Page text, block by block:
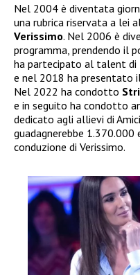
Nel 2004 è diventata
una rubrica riservata a lei
Verissimo. Nel 2006 è
programma, prendendo il
ha partecipato al talent di
e nel 2018 ha presentato
Nel 2022 ha condotto
e in seguito ha condotto
dedicato agli allievi di
guadagnerebbe
conduzione di Verissimo.